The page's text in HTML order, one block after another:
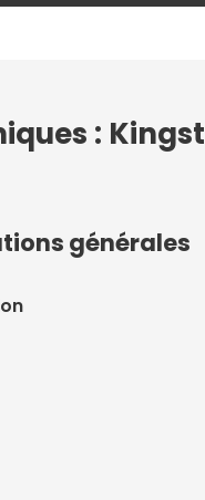
:
générales